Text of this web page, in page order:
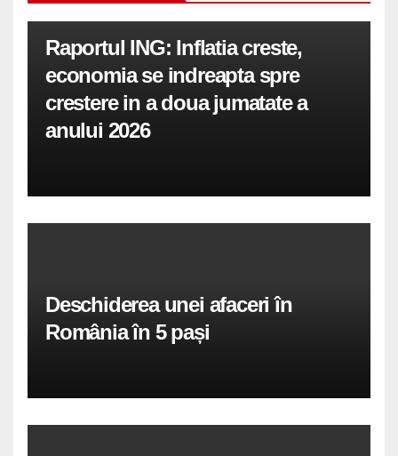
Raportul ING: Inflatia creste,
economia se indreapta spre
crestere in a doua jumatate a
anului 2026
Deschiderea unei afaceri în
România în 5 pași